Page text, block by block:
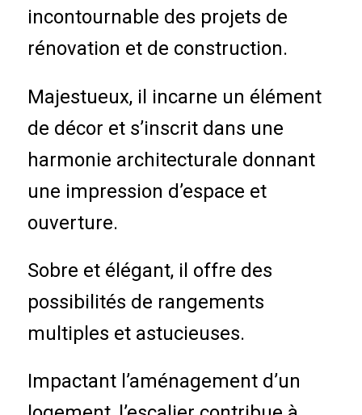
incontournable des projets de
rénovation et de construction.
Majestueux, il incarne un élément
de décor et s’inscrit dans une
harmonie architecturale donnant
une impression d’espace et
ouverture.
Sobre et élégant, il offre des
possibilités de rangements
multiples et astucieuses.
Impactant l’aménagement d’un